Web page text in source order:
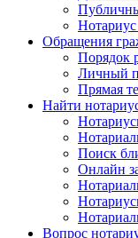
Обращения
Порядок
Личный
Прямая
Найти
Поиск
Онлайн
Вопрос